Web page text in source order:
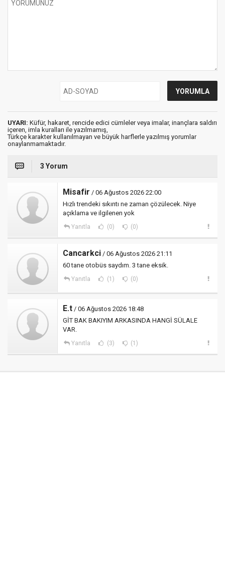
UYARI: Küfür, hakaret, rencide edici cümleler veya imalar, inançlara saldırı
içeren, imla kuralları ile yazılmamış,
Türkçe karakter kullanılmayan ve büyük harflerle yazılmış yorumlar
onaylanmamaktadır.
3 Yorum
Misafir / 06 Ağustos 2026 22:00
Hızlı trendeki sıkıntı ne zaman çözülecek. Niye
açıklama ve ilgilenen yok
Yanıtla (0) (0)
Cancarkci / 06 Ağustos 2026 21:11
60 tane otobüs saydım. 3 tane eksik.
Yanıtla (1) (0)
E.t / 06 Ağustos 2026 18:48
GİT BAK BAKIYIM ARKASINDA HANGİ SÜLALE
VAR.
Yanıtla (3) (1)